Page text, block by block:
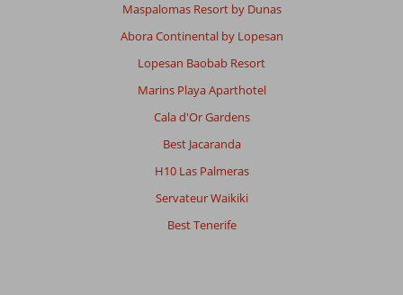
Maspalomas Resort by Dunas
Abora Continental by Lopesan
Lopesan Baobab Resort
Marins Playa Aparthotel
Cala d'Or Gardens
Best Jacaranda
H10 Las Palmeras
Servateur Waikiki
Best Tenerife